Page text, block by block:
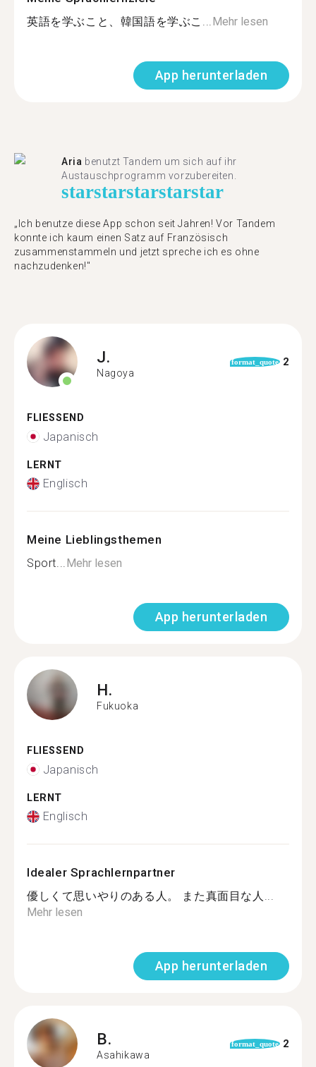
英語を学ぶこと、韓国語を学ぶこ...Mehr lesen
App herunterladen
Aria benutzt Tandem um sich auf ihr
Austauschprogramm vorzubereiten.
starstarstarstarstar
„Ich benutze diese App schon seit Jahren! Vor Tandem
konnte ich kaum einen Satz auf Französisch
zusammenstammeln und jetzt spreche ich es ohne
nachzudenken!"
J.
Nagoya
format_quote 2
FLIESSEND
Japanisch
LERNT
Englisch
Meine Lieblingsthemen
Sport...Mehr lesen
App herunterladen
H.
Fukuoka
FLIESSEND
Japanisch
LERNT
Englisch
Idealer Sprachlernpartner
優しくて思いやりのある人。 また真面目な人...
Mehr lesen
App herunterladen
B.
Asahikawa
format_quote 2